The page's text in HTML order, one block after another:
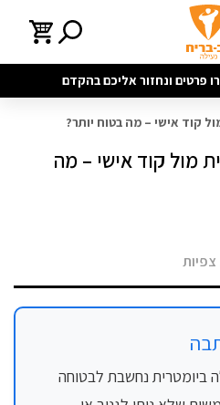
פרטים ונחזור אליכם בהקדם
קוד אישי – מה בטוח יותר?
מול קוד אישי – מה
צפיות
ביומטרית נחשבת לבטוחה